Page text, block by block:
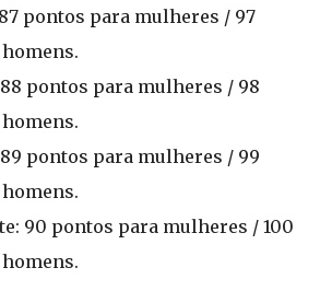
87 pontos para mulheres / 97
88 pontos para mulheres / 98
89 pontos para mulheres / 99
90 pontos para mulheres / 100